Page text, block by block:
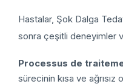
Hastalar, Şok Dalga
sonra çeşitli deneyimler
Processus de
sürecinin kısa ve